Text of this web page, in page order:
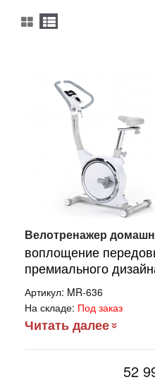
Велотренажер
воплощение
премиального
Артикул: MR-636
На складе: Под заказ
Читать далее
52